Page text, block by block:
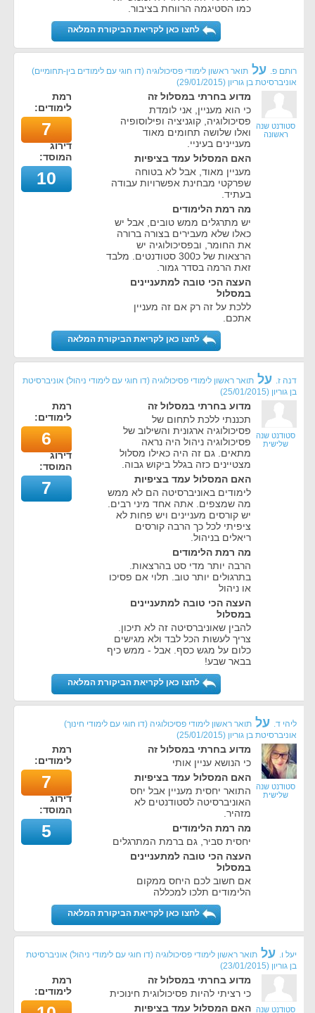
כמו הסטיגמה הרווחת בציבור.
לחצו כאן לקריאת הביקורת המלאה
רותם פ. על תואר ראשון לימודי פסיכולוגיה (דו חוגי עם לימודים בין-תחומיים)
אוניברסיטת בן גוריון (
29/01/2015
)
סטודנט שנה
ראשונה
מדוע בחרתי במסלול זה
כי הוא מעניין, אני לומדת
פסיכולוגיה, קוגניציה ופילוסופיה
ואלו שלושה תחומים מאוד
מעניינים בעיניי.
האם המסלול עמד בציפיות
מעניין מאוד, אבל לא בטוחה
שפרקטי מבחינת אפשרויות עבודה
בעתיד.
מה רמת הלימודים
יש מתרגלים ממש טובים, אבל יש
כאלו שלא מעבירים בצורה ברורה
את החומר, ובפסיכולוגיה יש
הרצאות של כ300 סטודנטים. מלבד
זאת הרמה בסדר גמור.
העצה הכי טובה למתעניינים
במסלול
ללכת על זה רק אם זה מעניין
אתכם.
רמת
לימודים:
7
דירוג
המוסד:
10
לחצו כאן לקריאת הביקורת המלאה
דנה ז. על תואר ראשון לימודי פסיכולוגיה (דו חוגי עם לימודי ניהול) אוניברסיטת
בן גוריון (
25/01/2015
)
סטודנט שנה
שלישית
מדוע בחרתי במסלול זה
תכננתי ללכת לתחום של
פסיכולוגיה ארגונית והשילוב של
פסיכולוגיה ניהול היה נראה
מתאים. גם זה היה כאילו מסלול
מצטיינים כזה בגלל ביקוש גבוה.
האם המסלול עמד בציפיות
לימודים באוניברסיטה הם לא ממש
מה שמצפים. אתה אחד מיני רבים.
יש קורסים מעניינים ויש פחות לא
ציפיתי לכל כך הרבה קורסים
ריאלים בניהול.
מה רמת הלימודים
הרבה יותר מדי סט בהרצאות.
בתרגולים יותר טוב. תלוי אם פסיכו
או ניהול
העצה הכי טובה למתעניינים
במסלול
להבין שאוניברסיטה זה לא תיכון.
צריך לעשות הכל לבד ולא מגישים
כלום על מגש כסף. אבל - ממש כיף
בבאר שבע!
רמת
לימודים:
6
דירוג
המוסד:
7
לחצו כאן לקריאת הביקורת המלאה
ליהי ד. על תואר ראשון לימודי פסיכולוגיה (דו חוגי עם לימודי חינוך)
אוניברסיטת בן גוריון (
25/01/2015
)
סטודנט שנה
שלישית
מדוע בחרתי במסלול זה
כי הנושא עניין אותי
האם המסלול עמד בציפיות
התואר יחסית מעניין אבל יחס
האוניברסיטה לסטודנטים לא
מזהיר.
מה רמת הלימודים
יחסית סביר, גם ברמת המתרגלים
העצה הכי טובה למתעניינים
במסלול
אם חשוב לכם היחס ממקום
הלימודים תלכו למכללה
רמת
לימודים:
7
דירוג
המוסד:
5
לחצו כאן לקריאת הביקורת המלאה
יעל ו. על תואר ראשון לימודי פסיכולוגיה (דו חוגי עם לימודי ניהול) אוניברסיטת
בן גוריון (
23/01/2015
)
סטודנט שנה
מדוע בחרתי במסלול זה
כי רציתי להיות פסיכולוגית חינוכית
האם המסלול עמד בציפיות
רמת
לימודים: